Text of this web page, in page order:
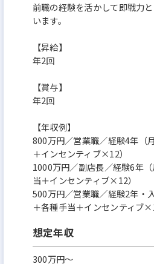
前職の経験を活かして即戦力
います。
【昇給】
年2回
【賞与】
年2回
【年収例】
800万円／営業職／経験4年（
＋インセンティブ×12）
1000万円／副店長／経験6年
当＋インセンティブ×12）
500万円／営業職／経験2年・
＋各種手当＋インセンティブ
想定年収
300万円〜